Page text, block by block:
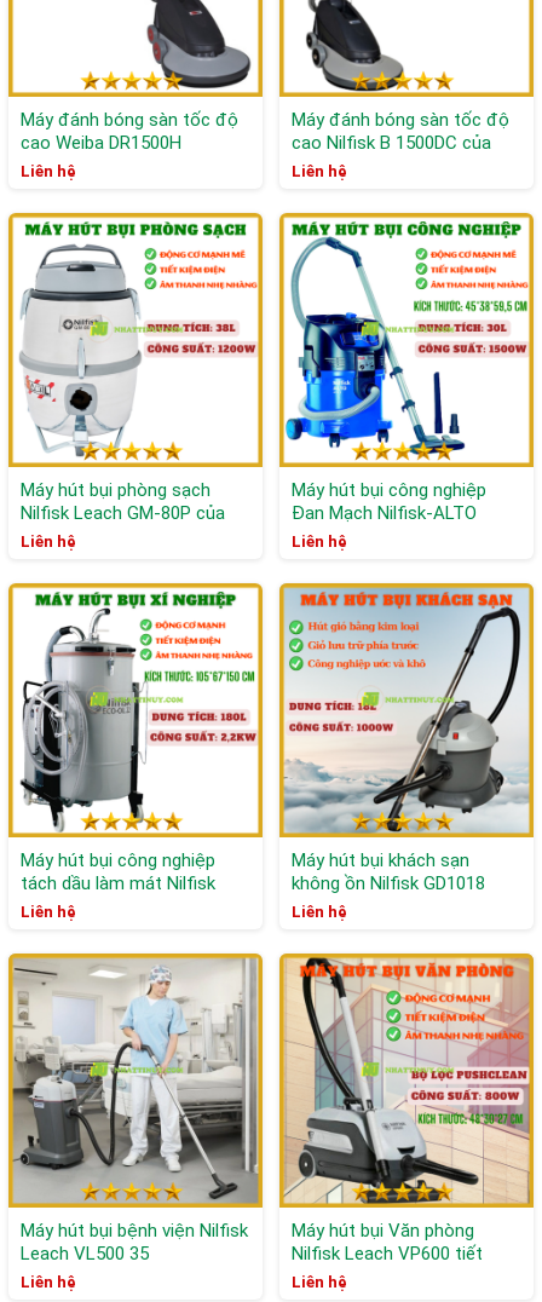
Máy đánh bóng sàn tốc độ
cao Weiba DR1500H
Liên hệ
Máy đánh bóng sàn tốc độ
cao Nilfisk B 1500DC của
Đan Mạch
Liên hệ
Máy hút bụi phòng sạch
Nilfisk Leach GM-80P của
Đan Mạch
Liên hệ
Máy hút bụi công nghiệp
Đan Mạch Nilfisk-ALTO
ATTIX 50-21PC
Liên hệ
Máy hút bụi công nghiệp
tách dầu làm mát Nilfisk
Leach ECO-OIL22
Liên hệ
Máy hút bụi khách sạn
không ồn Nilfisk GD1018
Liên hệ
Máy hút bụi bệnh viện Nilfisk
Leach VL500 35
Liên hệ
Máy hút bụi Văn phòng
Nilfisk Leach VP600 tiết
kiệm điện
Liên hệ